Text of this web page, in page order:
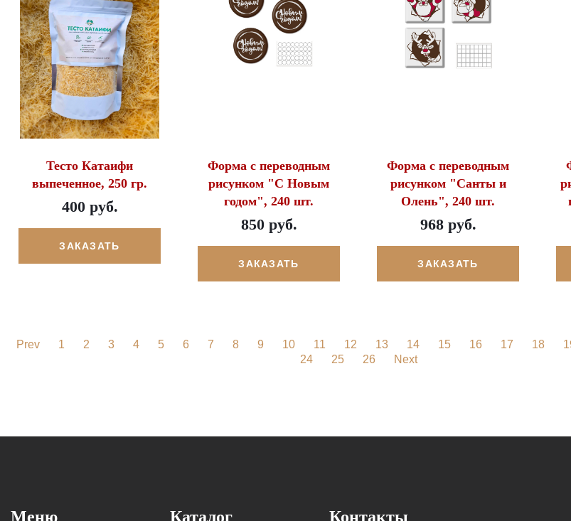
Тесто Катаифи
выпеченное, 250 гр.
400 руб.
ЗАКАЗАТЬ
Форма с переводным
рисунком "С Новым
годом", 240 шт.
850 руб.
ЗАКАЗАТЬ
Форма с переводным
рисунком "Санты и
Олень", 240 шт.
968 руб.
ЗАКАЗАТЬ
Prev 1 2 3 4 5 6 7 8 9 10 11 12 13 14 15 16 17 18
24
25 26 Next
Меню Каталог Контакты